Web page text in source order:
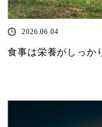
2026.06.04
食事は栄養がしっか